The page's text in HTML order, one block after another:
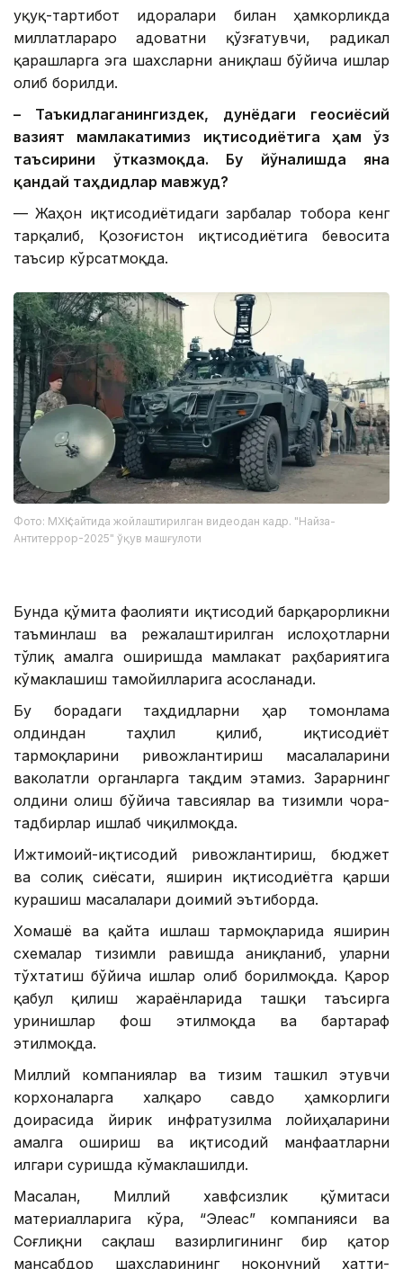
Ҳуқуқ-тартибот идоралари билан ҳамкорликда
миллатлараро адоватни қўзғатувчи, радикал
қарашларга эга шахсларни аниқлаш бўйича ишлар
олиб борилди.
– Таъкидлаганингиздек, дунёдаги геосиёсий
вазият мамлакатимиз иқтисодиётига ҳам ўз
таъсирини ўтказмоқда. Бу йўналишда яна
қандай таҳдидлар мавжуд?
— Жаҳон иқтисодиётидаги зарбалар тобора кенг
тарқалиб, Қозоғистон иқтисодиётига бевосита
таъсир кўрсатмоқда.
Фото: МХҚ сайтида жойлаштирилган видеодан кадр. "Найза-
Антитеррор-2025" ўқув машғулоти
Бунда қўмита фаолияти иқтисодий барқарорликни
таъминлаш ва режалаштирилган ислоҳотларни
тўлиқ амалга оширишда мамлакат раҳбариятига
кўмаклашиш тамойилларига асосланади.
Бу борадаги таҳдидларни ҳар томонлама
олдиндан таҳлил қилиб, иқтисодиёт
тармоқларини ривожлантириш масалаларини
ваколатли органларга тақдим этамиз. Зарарнинг
олдини олиш бўйича тавсиялар ва тизимли чора-
тадбирлар ишлаб чиқилмоқда.
Ижтимоий-иқтисодий ривожлантириш, бюджет
ва солиқ сиёсати, яширин иқтисодиётга қарши
курашиш масалалари доимий эътиборда.
Хомашё ва қайта ишлаш тармоқларида яширин
схемалар тизимли равишда аниқланиб, уларни
тўхтатиш бўйича ишлар олиб борилмоқда. Қарор
қабул қилиш жараёнларида ташқи таъсирга
уринишлар фош этилмоқда ва бартараф
этилмоқда.
Миллий компаниялар ва тизим ташкил этувчи
корхоналарга халқаро савдо ҳамкорлиги
доирасида йирик инфратузилма лойиҳаларини
амалга ошириш ва иқтисодий манфаатларни
илгари суришда кўмаклашилди.
Масалан, Миллий хавфсизлик қўмитаси
материалларига кўра, “Элеас” компанияси ва
Соғлиқни сақлаш вазирлигининг бир қатор
мансабдор шахсларининг ноқонуний хатти-